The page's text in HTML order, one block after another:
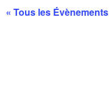
« Tous les Évènements